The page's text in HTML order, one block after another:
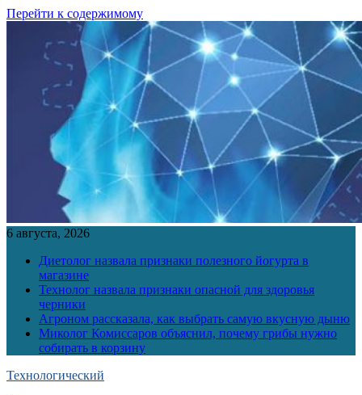
Перейти к содержимому
6 августа, 2026
Диетолог назвала признаки полезного йогурта в
магазине
Технолог назвала признаки опасной для здоровья
черники
Агроном рассказала, как выбрать самую вкусную дыню
Миколог Комиссаров объяснил, почему грибы нужно
собирать в корзину
Технологический